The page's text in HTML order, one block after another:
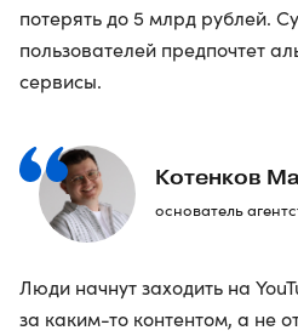
потерять до 5 млрд рублей.
пользователей предпочтет
сервисы.
Котенков
основатель
Люди начнут заходить на
за каким-то контентом, а не